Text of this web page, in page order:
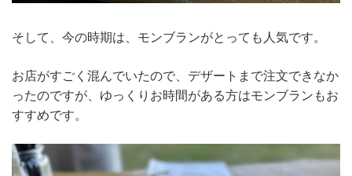
そして、今の時期は、モンブランがとっても人気です。
お店がすごく混んでいたので、デザートまで注文できなか
ったのですが、ゆっくりお時間がある方はモンブランもお
すすめです。